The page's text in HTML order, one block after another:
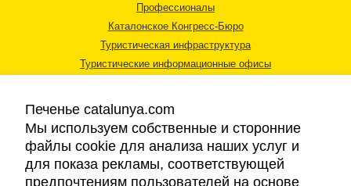
Профессионалы
Каталонское Конгресс-Бюро
Туристическая инфраструктура
Туристические информационные офисы
Правовая информация
Печенье catalunya.com
Мы используем собственные и сторонние
файлы cookie для анализа наших услуг и
для показа рекламы, соответствующей
предпочтениям пользователей на основе